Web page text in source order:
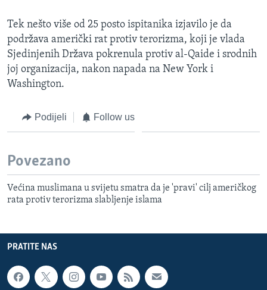
Tek nešto više od 25 posto ispitanika izjavilo je da
podržava američki rat protiv terorizma, koji je vlada
Sjedinjenih Država pokrenula protiv al-Qaide i srodnih
joj organizacija, nakon napada na New York i
Washington.
Podijeli Follow us
Povezano
Većina muslimana u svijetu smatra da je 'pravi' cilj američkog
rata protiv terorizma slabljenje islama
PRATITE NAS